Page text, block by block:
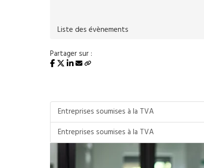
Liste des évènements
Partager sur :
Entreprises soumises à la TVA
Entreprises soumises à la TVA